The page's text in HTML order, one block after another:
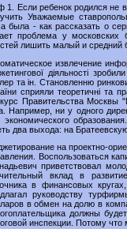
1. Если ребенок родился не
Уважаемые
была - как рассказать о
проблема у московских
лишить малый и средний
извлечение
діяльності
та ін. Становленню
сприяли теоретичні та
Правительства Москвы
Например, ни у одного
экономического
два выхода: на
на проектно-
Воспользоваться
приветствовал
вклад в
в финансовых
руководству
в обмен на долю в
должны
инспекции. Потому